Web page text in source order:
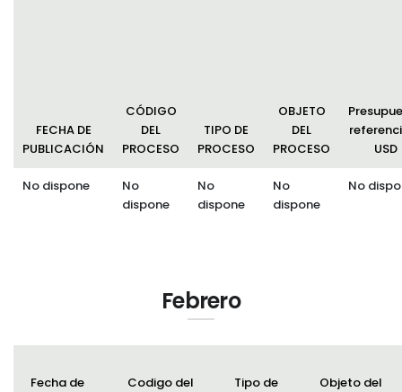
Plan Anual Contratación - PAC
Plan Operativo Anual - POA
Convenios Institucionales
Procesos de contratación
Ejecución Presupuestaria
FECHA DE
PUBLICACIÓN
CÓDIGO
DEL
PROCESO
TIPO DE
PROCESO
OBJETO
DEL
PROCESO
USD
No dispone
No
dispone
No
dispone
No
dispone
No
Febrero
Fecha de
Codigo del
Tipo de
Objeto del